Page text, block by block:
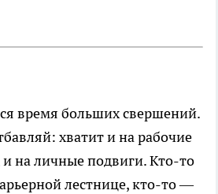
время больших свершений.
хватит и на рабочие
на личные подвиги. Кто-то
лестнице, кто-то —